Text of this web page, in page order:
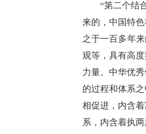
“第二个结
来的，中国特
之于一百多年
观等，具有高
力量。中华优
的过程和体系
相促进，内含
系，内含着执